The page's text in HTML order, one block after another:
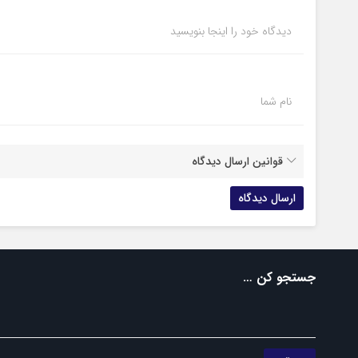
دیدگاه خود را اینجا بنویسید
نام شما
قوانین ارسال دیدگاه
جستجو کن …